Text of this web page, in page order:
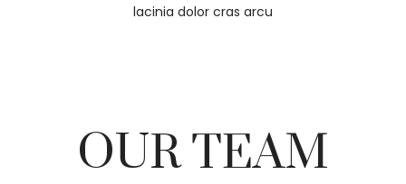
lacinia dolor cras arcu
OUR TEAM